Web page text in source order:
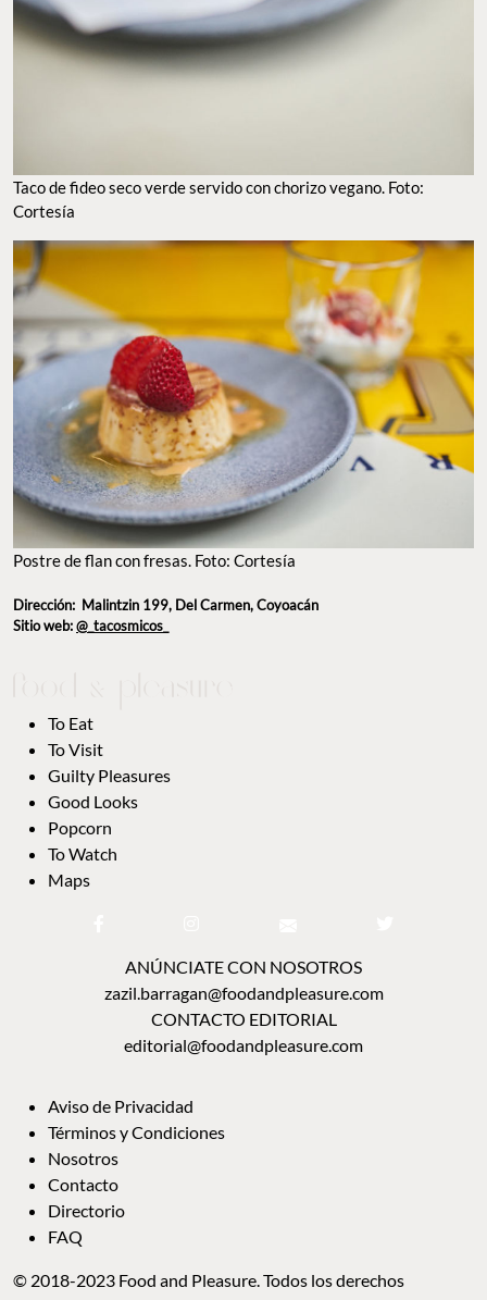
Taco de fideo seco verde servido con chorizo vegano. Foto:
Cortesía
Postre de flan con fresas. Foto: Cortesía
Dirección: Malintzin 199, Del Carmen, Coyoacán
Sitio web:@_tacosmicos_
To Eat
To Visit
Guilty Pleasures
Good Looks
Popcorn
To Watch
Maps
ANÚNCIATE CON NOSOTROS
zazil.barragan@foodandpleasure.com
CONTACTO EDITORIAL
editorial@foodandpleasure.com
Aviso de Privacidad
Términos y Condiciones
Nosotros
Contacto
Directorio
FAQ
© 2018-2023 Food and Pleasure. Todos los derechos